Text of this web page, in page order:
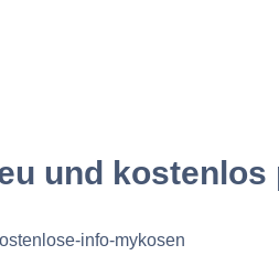
und kostenlos